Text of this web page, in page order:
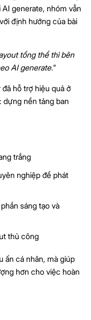
generate, nhóm vẫn
định hướng của bài
tổng thể thì bên
AI generate.”
hỗ trợ hiệu quả ở
dựng nền tảng ban
trắng
nghiệp để phát
sáng tạo và
thủ công
ấn cá nhân, mà giúp
hơn cho việc hoàn